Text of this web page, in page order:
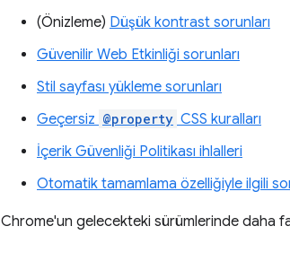
(Önizleme) Düşük kontrast sorunları
Güvenilir Web Etkinliği sorunları
Stil sayfası yükleme sorunları
Geçersiz @property CSS kuralları
İçerik Güvenliği Politikası ihlalleri
Otomatik tamamlama özelliğiyle ilgili
Chrome'un gelecekteki sürümlerinde daha